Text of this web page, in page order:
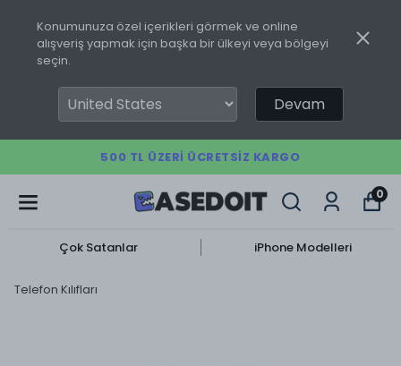
Konumunuza özel içerikleri görmek ve online
alışveriş yapmak için başka bir ülkeyi veya bölgeyi
seçin.
Devam
500 TL ÜZERI ÜCRETSIZ KARGO
0
Çok Satanlar iPhone Modelleri
Telefon Kılıfları